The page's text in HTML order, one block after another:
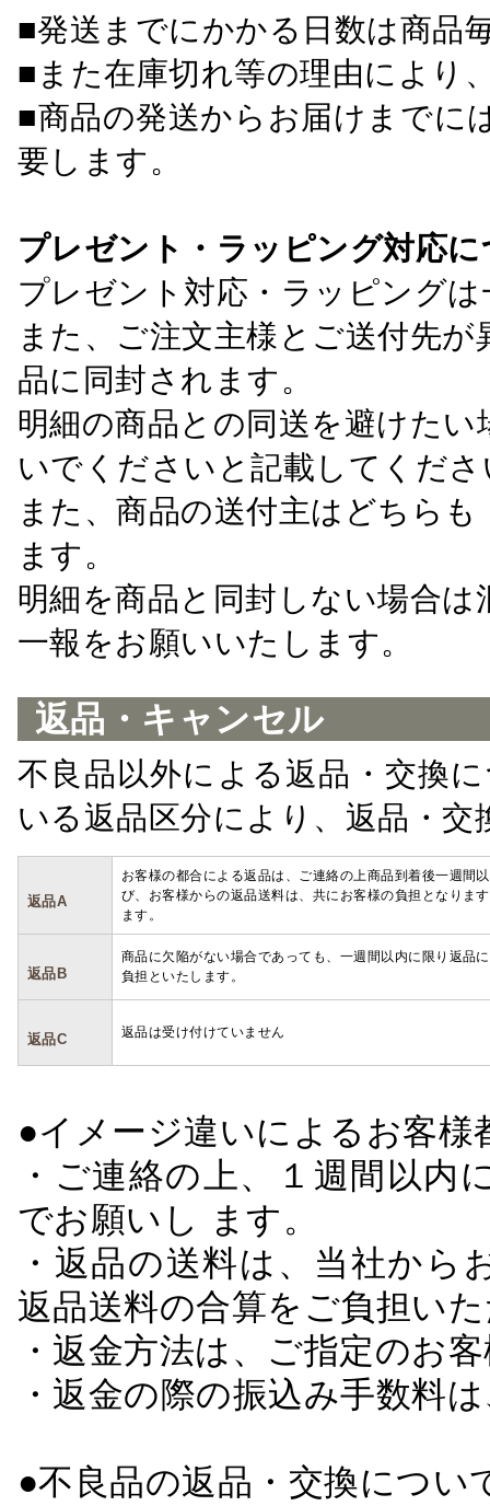
■発送までにかかる日数は商品
■また在庫切れ等の理由により
■商品の発送からお届けまでに
要します。
プレゼント・ラッピング対応
プレゼント対応・ラッピング
また、ご注文主様とご送付先
品に同封されます。
明細の商品との同送を避けた
いでくださいと記載してくださ
また、商品の送付主はどちら
ます。
明細を商品と同封しない場合
一報をお願いいたします。
返品・キャンセル
不良品以外による返品・交換
いる返品区分により、返品・
返品A
お客様の都合による返品は、ご連絡の上商品到着後一週間
び、お客様からの返品送料は、共にお客様の負担となりま
ます。
返品B
商品に欠陥がない場合であっても、一週間以内に限り返品
負担といたします。
返品C 返品は受け付けていません
●イメージ違いによるお客
・ご連絡の上、１週間以
でお願いし ます。
・返品の送料は、当社か
返品送料の合算をご負担い
・返金方法は、ご指定のお
・返金の際の振込み手数料
●不良品の返品・交換につい